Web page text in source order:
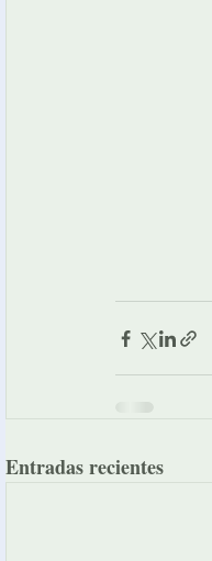
Entradas recientes